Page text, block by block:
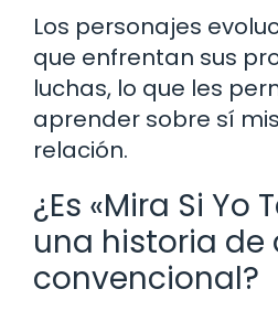
Los personajes
que enfrentan sus
luchas, lo que les
aprender sobre sí
relación.
¿Es «Mira Si Yo
una historia de
convencional?